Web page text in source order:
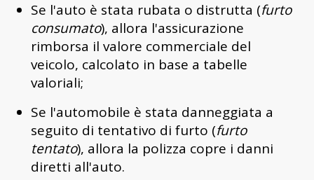
Se l'auto è stata rubata o distrutta (furto
consumato), allora l'assicurazione
rimborsa il valore commerciale del
veicolo, calcolato in base a tabelle
valoriali;
Se l'automobile è stata danneggiata a
seguito di tentativo di furto (furto
tentato), allora la polizza copre i danni
diretti all'auto.